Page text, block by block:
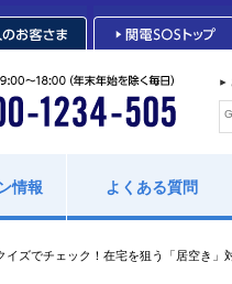
情報 よくある質問
イズでチェック！在宅を狙う「居空き」